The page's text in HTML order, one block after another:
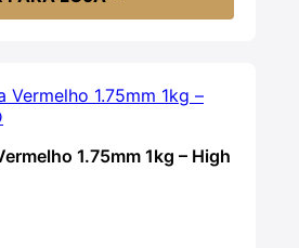
1.75mm 1kg – High